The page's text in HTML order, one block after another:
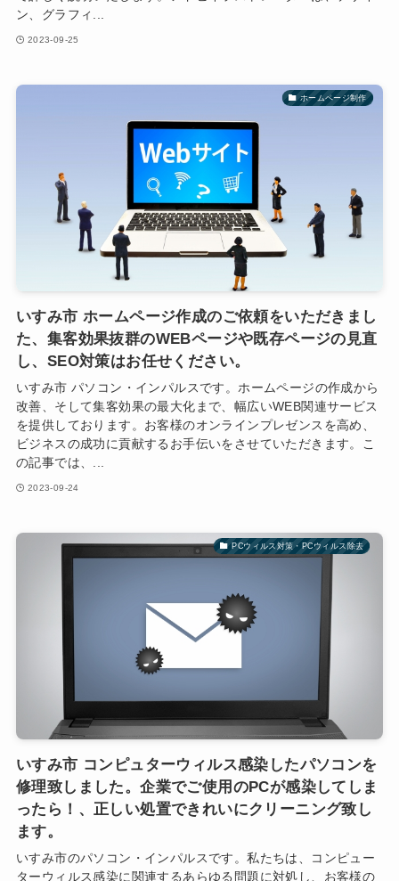
ン、グラフィ...
2023-09-25
ホームページ制作
いすみ市 ホームページ作成のご依頼をいただきまし
た、集客効果抜群のWEBページや既存ページの見直
し、SEO対策はお任せください。
いすみ市 パソコン・インパルスです。ホームページの作成から
改善、そして集客効果の最大化まで、幅広いWEB関連サービス
を提供しております。お客様のオンラインプレゼンスを高め、
ビジネスの成功に貢献するお手伝いをさせていただきます。こ
の記事では、...
2023-09-24
PCウィルス対策・PCウィルス除去
いすみ市 コンピュターウィルス感染したパソコンを
修理致しました。企業でご使用のPCが感染してしま
ったら！、正しい処置できれいにクリーニング致し
ます。
いすみ市のパソコン・インパルスです。私たちは、コンピュー
ターウィルス感染に関連するあらゆる問題に対処し、お客様の